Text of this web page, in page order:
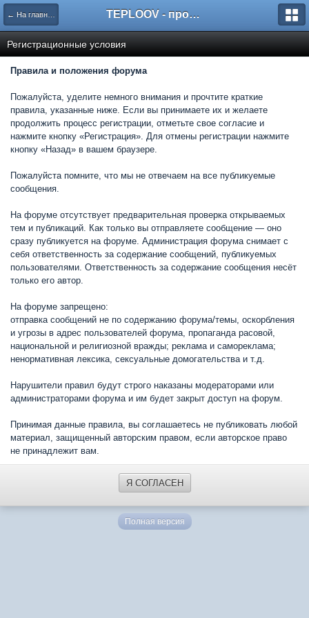
← На главную TEPLOOV - программный комплекс для расчёта систем отопления и вентиляции
Регистрационные условия
Правила и положения форума
Пожалуйста, уделите немного внимания и прочтите краткие
правила, указанные ниже. Если вы принимаете их и желаете
продолжить процесс регистрации, отметьте свое согласие и
нажмите кнопку «Регистрация». Для отмены регистрации нажмите
кнопку «Назад» в вашем браузере.
Пожалуйста помните, что мы не отвечаем на все публикуемые
сообщения.
На форуме отсутствует предварительная проверка открываемых
тем и публикаций. Как только вы отправляете сообщение — оно
сразу публикуется на форуме. Администрация форума снимает с
себя ответственность за содержание сообщений, публикуемых
пользователями. Ответственность за содержание сообщения несёт
только его автор.
На форуме запрещено:
отправка сообщений не по содержанию форума/темы, оскорбления
и угрозы в адрес пользователей форума, пропаганда расовой,
национальной и религиозной вражды; реклама и самореклама;
ненормативная лексика, сексуальные домогательства и т.д.
Нарушители правил будут строго наказаны модераторами или
администраторами форума и им будет закрыт доступ на форум.
Принимая данные правила, вы соглашаетесь не публиковать любой
материал, защищенный авторским правом, если авторское право
не принадлежит вам.
Я СОГЛАСЕН
Полная версия